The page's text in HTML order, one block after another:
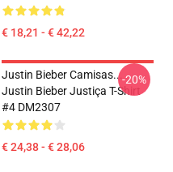
€ 18,21 - € 42,22
Justin Bieber Camisas...
Justin Bieber Justiça T-Shirt
#4 DM2307
€ 24,38 - € 28,06
-20%